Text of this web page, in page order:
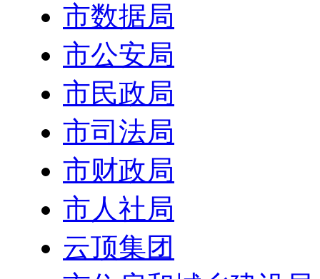
市数据局
市公安局
市民政局
市司法局
市财政局
市人社局
云顶集团